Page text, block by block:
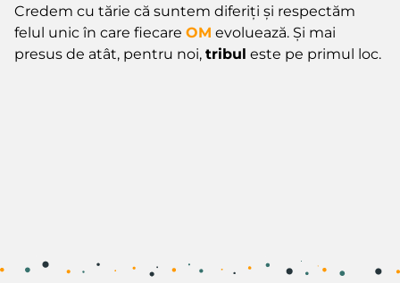
Credem cu tărie că suntem diferiți și respectăm
felul unic în care fiecare OM evoluează. Și mai
presus de atât, pentru noi, tribul este pe primul loc.